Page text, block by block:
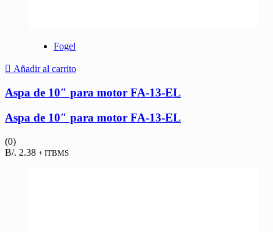
Fogel
Añadir al carrito
Aspa de 10″ para motor FA-13-EL
Aspa de 10″ para motor FA-13-EL
(0)
B/. 2.38 + ITBMS